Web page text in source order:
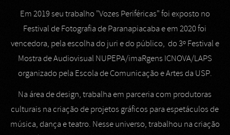
Em 2019 seu trabalho "Vozes Periféricas" foi exposto no
Festival de Fotografia de Paranapiacaba e em 2020 foi
vencedora, pela escolha do juri e do público, do 3º Festival e
Mostra de Audiovisual NUPEPA/imaRgens ICNOVA/LAPS
organizado pela Escola de Comunicação e Artes da USP.
Na área de design, trabalha em parceria com produtoras
culturais na criação de projetos gráficos para espetáculos de
música, dança e teatro. Nesse universo, trabalhou na criação